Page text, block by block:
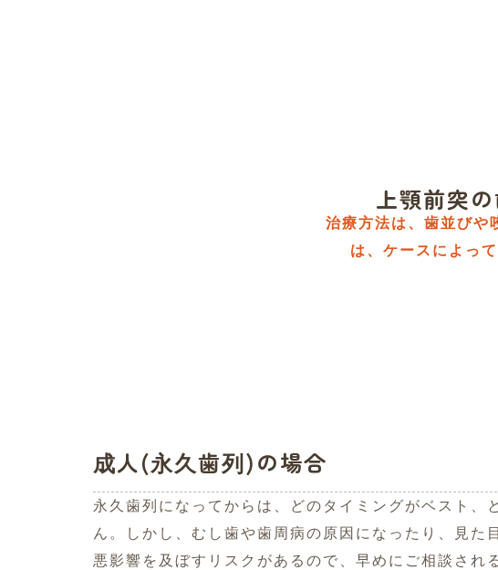
上顎前突
治療方法は、歯並びや
は、ケースによっ
成人(永久歯列)の場合
永久歯列になってからは、どのタイミングがベスト、
ん。しかし、むし歯や歯周病の原因になったり、見た
悪影響を及ぼすリスクがあるので、早めにご相談され